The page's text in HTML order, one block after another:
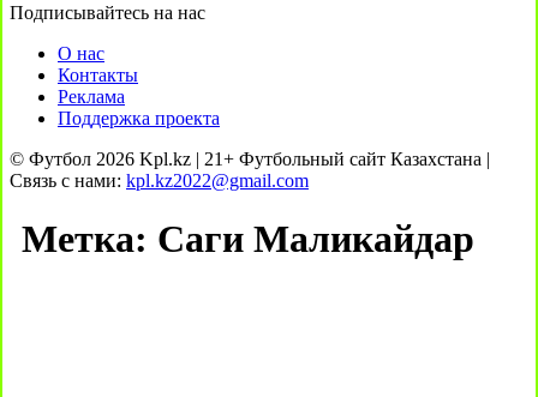
Подписывайтесь на нас
О нас
Контакты
Реклама
Поддержка проекта
© Футбол 2026 Kpl.kz | 21+ Футбольный сайт Казахстана |
Связь с нами: kpl.kz2022@gmail.com
Метка: Саги Маликайдар